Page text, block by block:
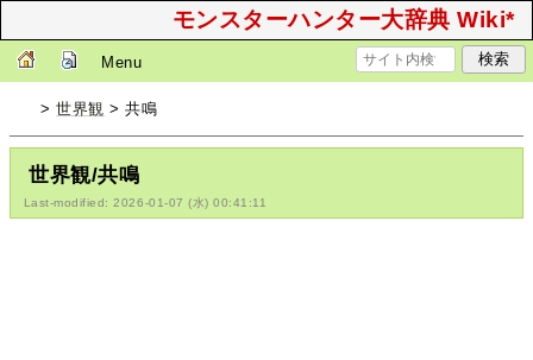
モンスターハンター大辞典 Wiki*
Menu
>世界観 > 共鳴
世界観/共鳴
Last-modified: 2026-01-07 (水) 00:41:11